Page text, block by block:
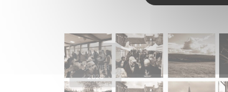
23
JANVIER
2026